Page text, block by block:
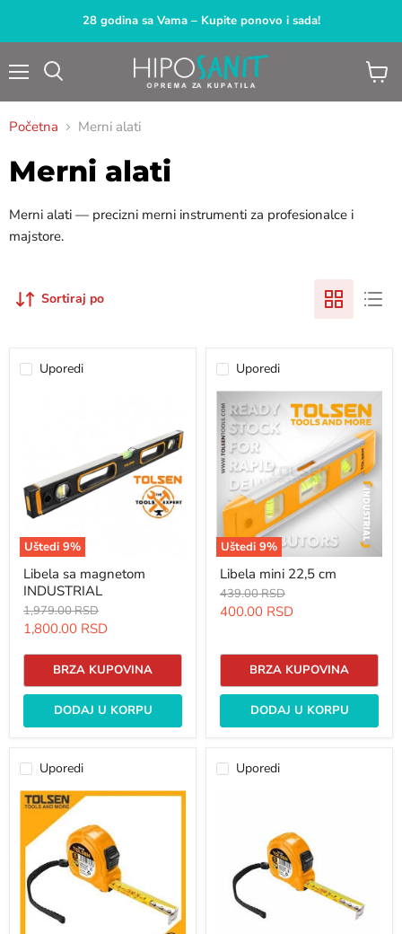
28 godina sa Vama – Kupite ponovo i sada!
korpu
Početna Merni alati
Merni alati
Merni alati — precizni merni instrumenti za profesionalce i
majstore.
Sortiraj po
Uporedi
Uštedi 9%
Libela sa magnetom
INDUSTRIAL
Originalna
cena
1,979.00 RSD
Trenutna
1,800.00 RSD
BRZA KUPOVINA
DODAJ U KORPU
Uporedi
Uštedi 9%
Libela
mini
22,5
cm
Libela mini 22,5 cm
Originalna
cena
439.00 RSD
Trenutna
400.00 RSD
BRZA KUPOVINA
DODAJ U KORPU
Uporedi
Metar
plastični
Uporedi